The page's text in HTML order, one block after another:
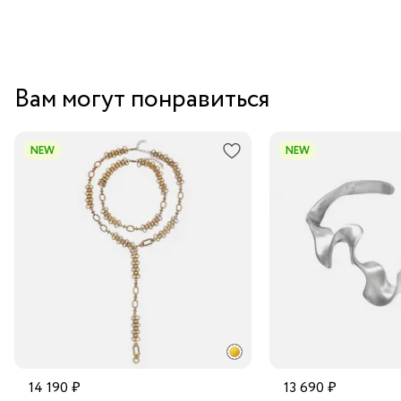
Вам могут понравиться
NEW
14 190 ₽
NEW
13 690 ₽